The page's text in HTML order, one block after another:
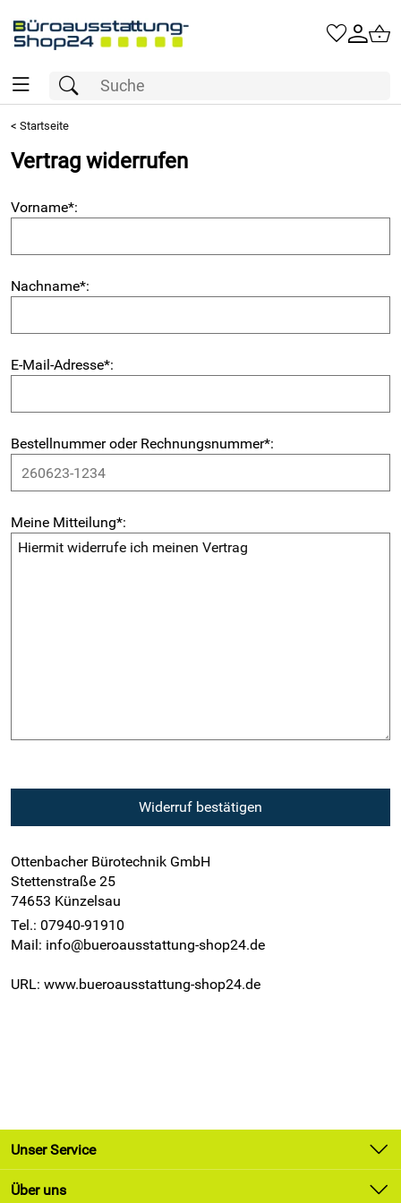
< Startseite
Vertrag widerrufen
Vorname*:
Nachname*:
E-Mail-Adresse*:
Bestellnummer oder Rechnungsnummer*:
Meine Mitteilung*:
Widerruf bestätigen
Ottenbacher Bürotechnik GmbH
Stettenstraße 25
74653 Künzelsau
Tel.: 07940-91910
Mail: info@bueroausstattung-shop24.de
URL: www.bueroausstattung-shop24.de
Unser Service
Kontakt
Über uns